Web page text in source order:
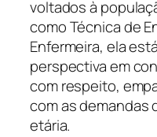
voltados à
como Técnica de
Enfermeira, ela
perspectiva em
com respeito,
com as demandas
etária.